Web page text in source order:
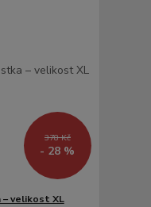
378 Kč
- 28 %
velikost XL